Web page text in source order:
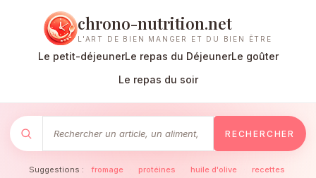
chrono-nutrition.net
L'ART DE BIEN MANGER ET DU BIEN ÊTRE
Le petit-déjeunerLe repas du DéjeunerLe goûter
Le repas du soir
RECHERCHER
Suggestions : fromage protéines huile d'olive recettes